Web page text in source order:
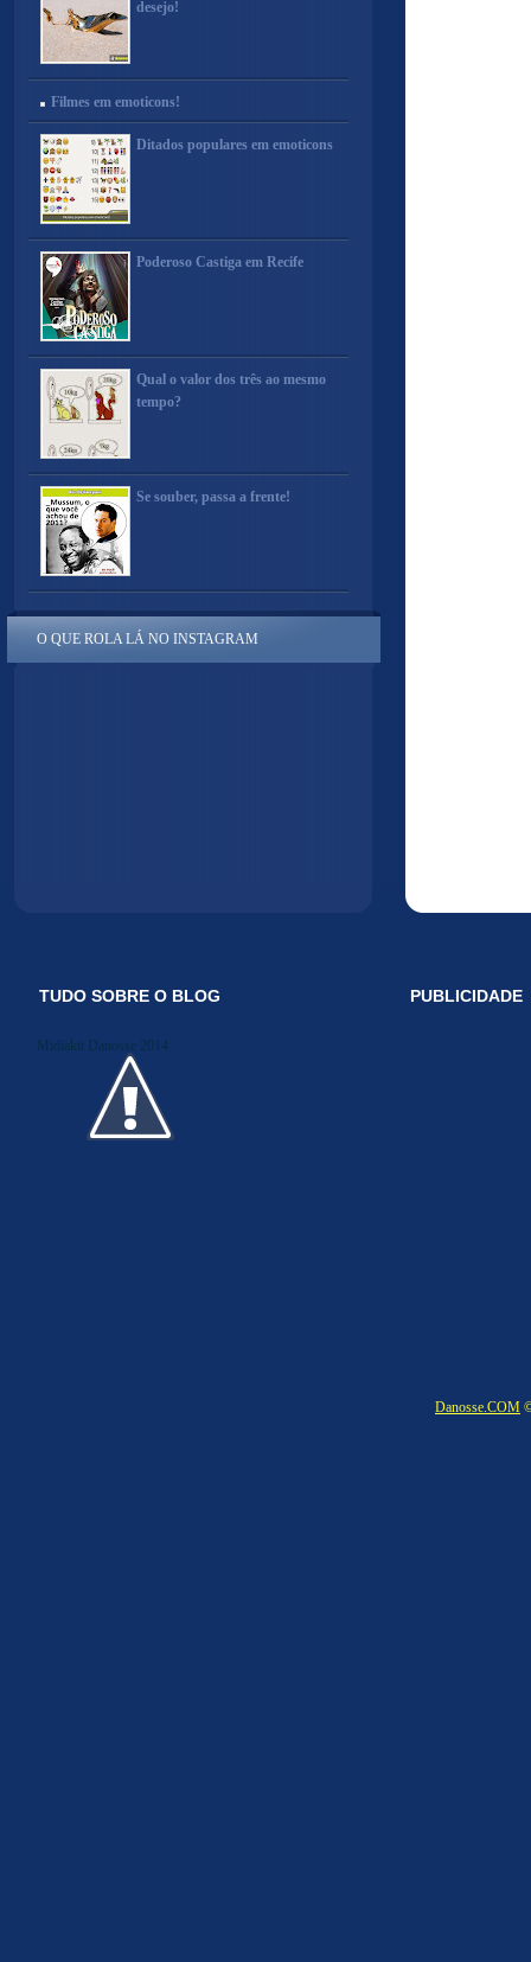
desejo!
Filmes em emoticons!
Ditados populares em emoticons
Poderoso Castiga em Recife
Qual o valor dos três ao mesmo
tempo?
Se souber, passa a frente!
O QUE ROLA LÁ NO INSTAGRAM
TUDO SOBRE O BLOG
Midiakit Danosse 2014
PUBLICIDADE
Danosse.COM